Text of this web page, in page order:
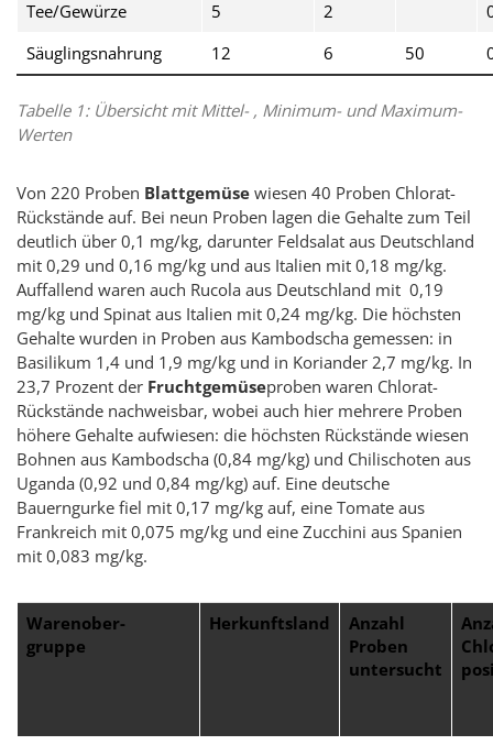
Tee/Gewürze
5 2
Säuglingsnahrung
12 6 50
Tabelle 1: Übersicht mit Mittel- , Minimum- und Maximum-
Werten
Von 220 Proben Blattgemüse wiesen 40 Proben Chlorat-
Rückstände auf. Bei neun Proben lagen die Gehalte zum Teil
deutlich über 0,1 mg/kg, darunter Feldsalat aus Deutschland
mit 0,29 und 0,16 mg/kg und aus Italien mit 0,18 mg/kg.
Auffallend waren auch Rucola aus Deutschland mit 0,19
mg/kg und Spinat aus Italien mit 0,24 mg/kg. Die höchsten
Gehalte wurden in Proben aus Kambodscha gemessen: in
Basilikum 1,4 und 1,9 mg/kg und in Koriander 2,7 mg/kg. In
23,7 Prozent der Fruchtgemüseproben waren Chlorat-
Rückstände nachweisbar, wobei auch hier mehrere Proben
höhere Gehalte aufwiesen: die höchsten Rückstände wiesen
Bohnen aus Kambodscha (0,84 mg/kg) und Chilischoten aus
Uganda (0,92 und 0,84 mg/kg) auf. Eine deutsche
Bauerngurke fiel mit 0,17 mg/kg auf, eine Tomate aus
Frankreich mit 0,075 mg/kg und eine Zucchini aus Spanien
mit 0,083 mg/kg.
Warenober-
gruppe
Herkunftsland
Anzahl
Proben
untersucht